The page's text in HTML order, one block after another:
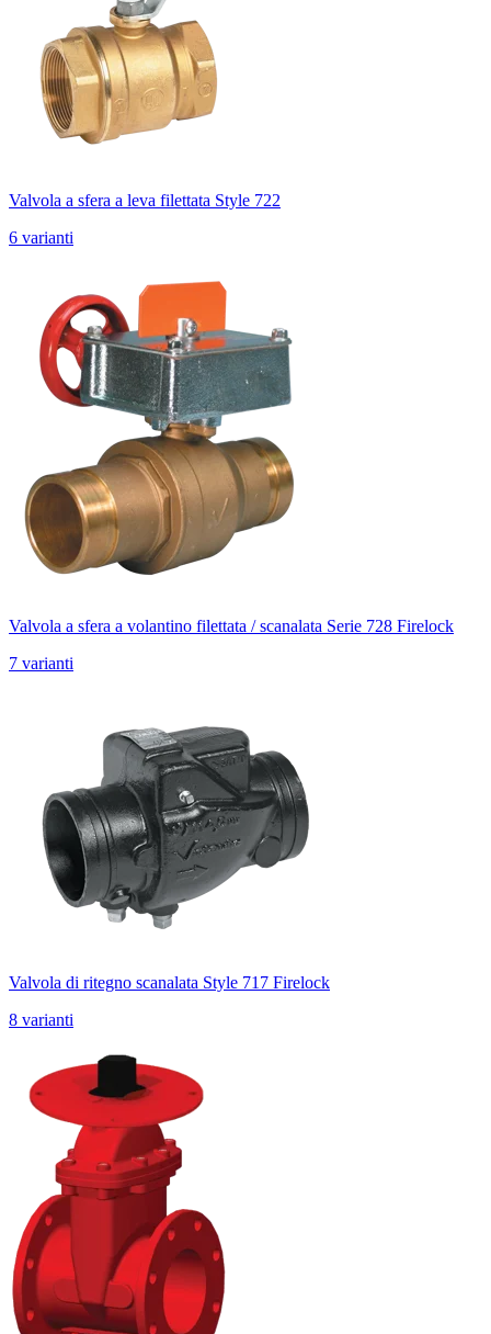
Valvola a sfera a leva filettata Style 722
6 varianti
Valvola a sfera a volantino filettata / scanalata Serie 728 Firelock
7 varianti
Valvola di ritegno scanalata Style 717 Firelock
8 varianti